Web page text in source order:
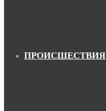
ПРОИСШЕСТВИЯ